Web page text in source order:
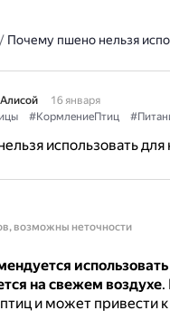
/ Почему пшено нельзя
16 января
#КормлениеПтиц
использовать для
возможны неточности
на свежем воздухе.
и может привести к